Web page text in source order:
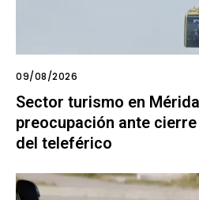
09/08/2026
Sector turismo en
preocupación ante
del teleférico